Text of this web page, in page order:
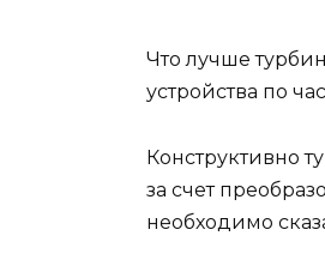
Что лучше
устройства по
Конструктивно
за счет
необходимо